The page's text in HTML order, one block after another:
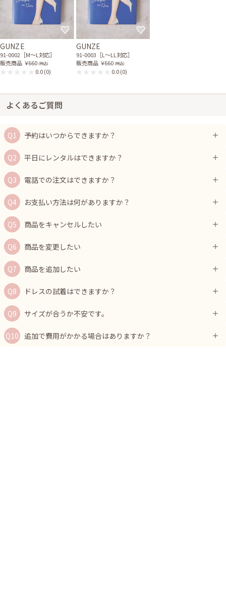
GUNZE
91-0002［M〜L対応］
販売商品 ￥660 (税込)
0.0(0)
GUNZE
91-0003［L〜LL対応］
販売商品 ￥660 (税込)
0.0(0)
よくあるご質問
予約はいつからできますか？
平日にレンタルはできますか？
電話での注文はできますか？
お支払い方法は何がありますか？
商品をキャンセルしたい
商品を変更したい
商品を追加したい
ドレスの試着はできますか？
サイズが合うか不安です。
追加で費用がかかる場合はありますか？